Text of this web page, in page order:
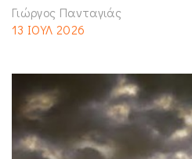
Γιώργος Πανταγιάς
13 ΙΟΥΛ 2026